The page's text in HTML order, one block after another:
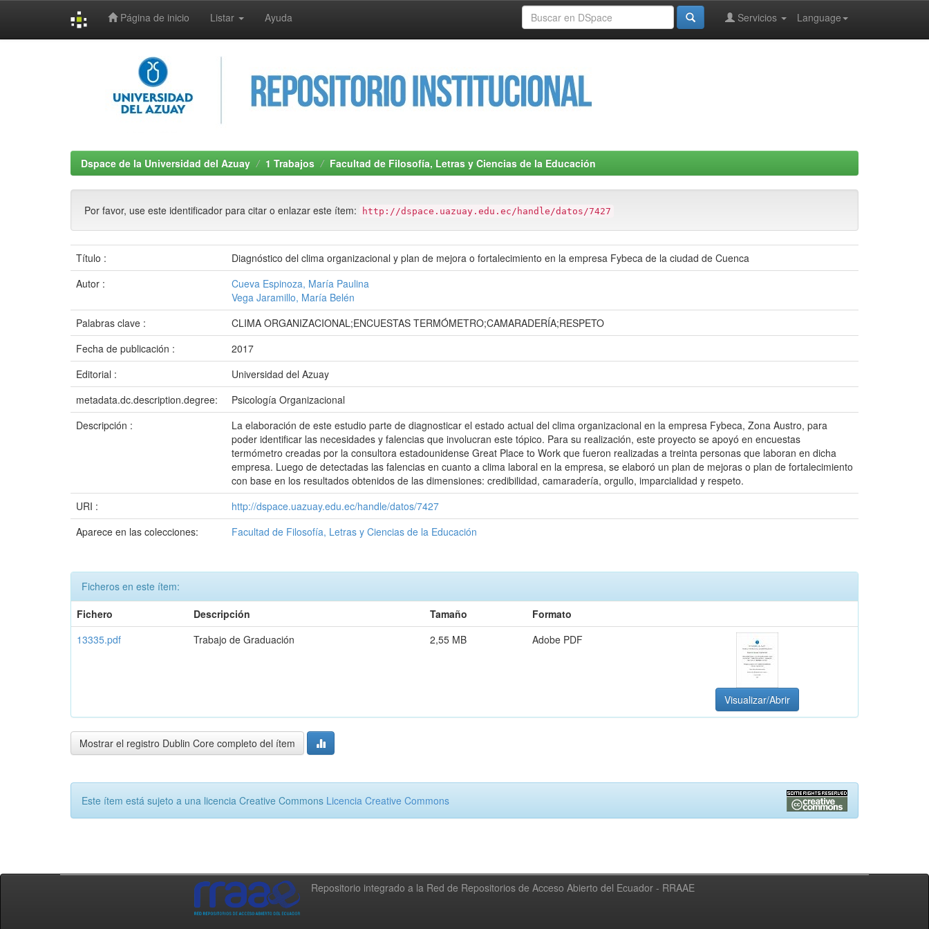
Página de inicio Listar Ayuda Language
Servicios
Dspace de la Universidad del Azuay 1 Trabajos Facultad de Filosofía, Letras y Ciencias de la Educación
Por favor, use este identificador para citar o enlazar este ítem: http://dspace.uazuay.edu.ec/handle/datos/7427
Título :
Diagnóstico del clima organizacional y plan de mejora o fortalecimiento en la empresa Fybeca de la ciudad de Cuenca
Autor :
Cueva Espinoza, María Paulina
Vega Jaramillo, María Belén
Palabras clave :
CLIMA ORGANIZACIONAL;ENCUESTAS TERMÓMETRO;CAMARADERÍA;RESPETO
Fecha de publicación :
2017
Editorial :
Universidad del Azuay
metadata.dc.description.degree:
Psicología Organizacional
Descripción :
La elaboración de este estudio parte de diagnosticar el estado actual del clima organizacional en la empresa Fybeca, Zona Austro, para
poder identificar las necesidades y falencias que involucran este tópico. Para su realización, este proyecto se apoyó en encuestas
termómetro creadas por la consultora estadounidense Great Place to Work que fueron realizadas a treinta personas que laboran en dicha
empresa. Luego de detectadas las falencias en cuanto a clima laboral en la empresa, se elaboró un plan de mejoras o plan de fortalecimiento
con base en los resultados obtenidos de las dimensiones: credibilidad, camaradería, orgullo, imparcialidad y respeto.
URI :
http://dspace.uazuay.edu.ec/handle/datos/7427
Aparece en las colecciones:
Facultad de Filosofía, Letras y Ciencias de la Educación
Ficheros en este ítem:
Fichero
Descripción Tamaño
Formato
13335.pdf
Trabajo de Graduación 2,55 MB Adobe PDF
Visualizar/Abrir
Mostrar el registro Dublin Core completo del ítem
Este ítem está sujeto a una licencia Creative Commons Licencia Creative Commons
Repositorio integrado a la Red de Repositorios de Acceso Abierto del Ecuador - RRAAE